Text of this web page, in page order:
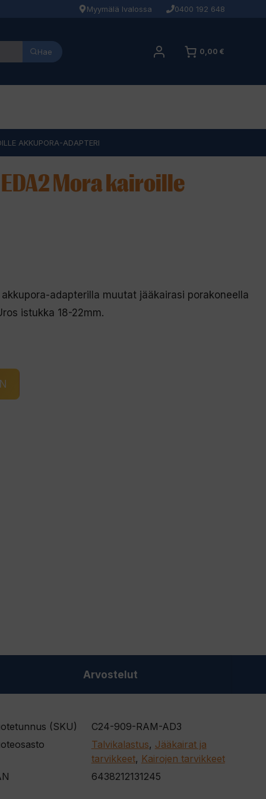
Myymälä Ivalossa 0400 192 648
Hae 0,00 €
AKKUPORA-ADAPTERI
Mora kairoille
adapterilla muutat jääkairasi porakoneella
istukka 18-22mm.
Arvostelut
(SKU)
C24-909-RAM-AD3
Talvikalastus, Jääkairat ja
tarvikkeet, Kairojen tarvikkeet
6438212131245